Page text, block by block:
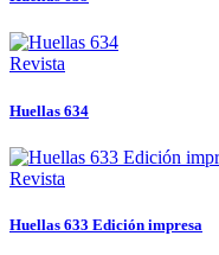
Revista
Huellas 634
Revista
Huellas 633 Edición impresa